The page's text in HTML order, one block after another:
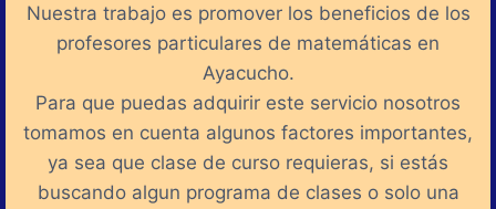
Nuestra trabajo es promover los beneficios de los
profesores particulares de matemáticas en
Ayacucho.
Para que puedas adquirir este servicio nosotros
tomamos en cuenta algunos factores importantes,
ya sea que clase de curso requieras, si estás
buscando algun programa de clases o solo una